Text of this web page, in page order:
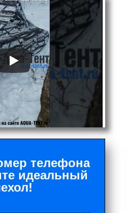
телефона
идеальный